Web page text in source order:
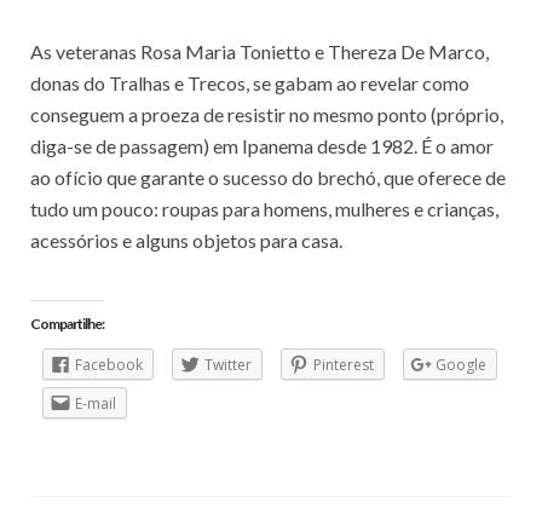
As veteranas Rosa Maria Tonietto e Thereza De Marco,
donas do Tralhas e Trecos, se gabam ao revelar como
conseguem a proeza de resistir no mesmo ponto (próprio,
diga-se de passagem) em Ipanema desde 1982. É o amor
ao ofício que garante o sucesso do brechó, que oferece de
tudo um pouco: roupas para homens, mulheres e crianças,
acessórios e alguns objetos para casa.
Compartilhe:
Facebook Twitter Pinterest
Google
E-mail